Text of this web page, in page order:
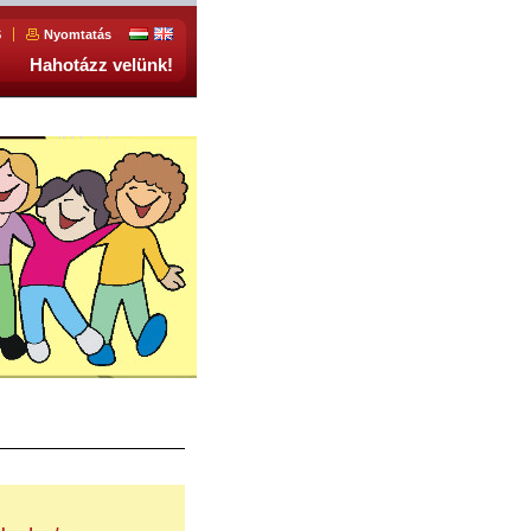
Nyomtatás
Hahotázz velünk!